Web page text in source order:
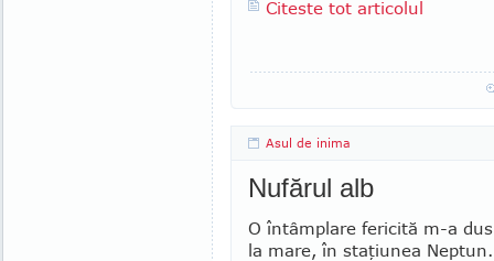
Citeste tot articolul
Asul de inima
Nufărul alb
O întâmplare fericită m-a
la mare, în staţiunea Neptun.